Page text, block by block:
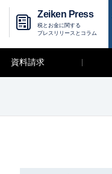
Zeiken Press
税とお金に関する
プレスリリースとコラム
資料請求